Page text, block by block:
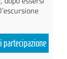
partecipazione